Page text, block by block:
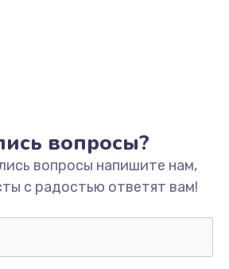
вопросы?
вопросы напишите нам,
с радостью ответят вам!